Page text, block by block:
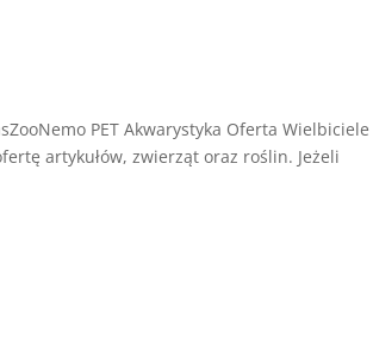
PET Akwarystyka Oferta Wielbiciele
artykułów, zwierząt oraz roślin. Jeżeli